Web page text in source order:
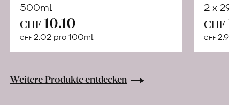
500ml
CHF 10.10
CHF 2.02 pro 100ml
Warenkorb
2 x
CHF
CHF
Weitere Produkte entdecken